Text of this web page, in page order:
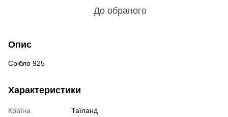
До обраного
Опис
Срібло 925
Характеристики
Країна
Таїланд